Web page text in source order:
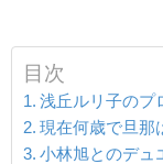
目次
浅丘ルリ子のプ
現在何歳で旦那
小林旭とのデュ